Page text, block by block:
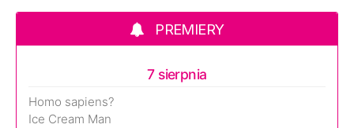
PREMIERY
7 sierpnia
Homo sapiens?
Ice Cream Man